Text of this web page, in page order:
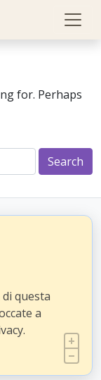
for. Perhaps
questa
a